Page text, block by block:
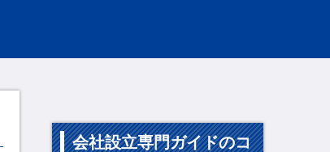
会社設立専門ガイドのコ